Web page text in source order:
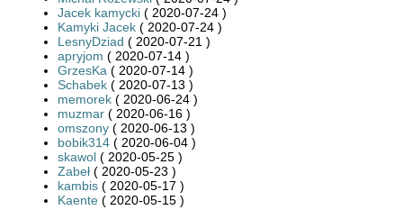
Jacek kamycki ( 2020-07-24 )
Kamyki Jacek ( 2020-07-24 )
LesnyDziad ( 2020-07-21 )
apryjom ( 2020-07-14 )
GrzesKa ( 2020-07-14 )
Schabek ( 2020-07-13 )
memorek ( 2020-06-24 )
muzmar ( 2020-06-16 )
omszony ( 2020-06-13 )
bobik314 ( 2020-06-04 )
skawol ( 2020-05-25 )
Zabeł ( 2020-05-23 )
kambis ( 2020-05-17 )
Kaente ( 2020-05-15 )